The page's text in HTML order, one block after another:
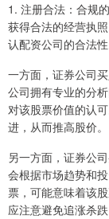
1. 注册合法：合规
获得合法的经营执
认配资公司的合法性
一方面，证券公司
公司拥有专业的分
对该股票价值的认
进，从而推高股价。
另一方面，证券公
会根据市场趋势和
票，可能意味着该
应注意避免追涨杀